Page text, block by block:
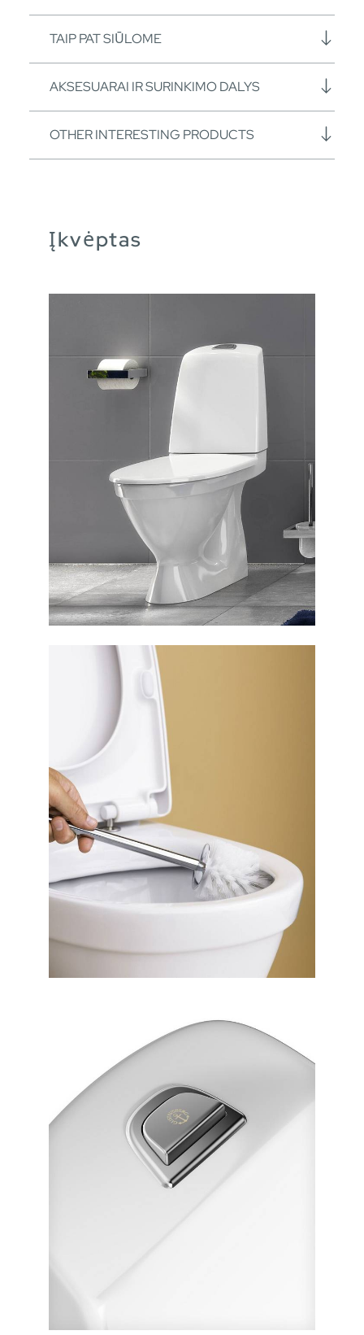
TAIP PAT SIŪLOME
AKSESUARAI IR SURINKIMO DALYS
OTHER INTERESTING PRODUCTS
Įkvėptas